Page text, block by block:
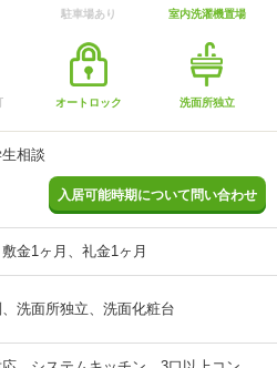
駐車場あり 室内洗濯機置場
オートロック 洗面所独立
相談
入居可能時期について問い合わせ
金1ヶ月、礼金1ヶ月
洗面所独立、洗面化粧台